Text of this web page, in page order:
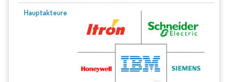
Hauptakteure
Bild © Mordor Intelligence. Wiederverwendung erfordert Namensnennung